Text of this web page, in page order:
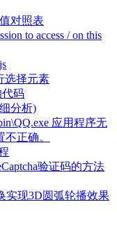
对照表
to access / on this
选择元素
代码
分析)
应用程序无
正确。
验证码的方法
实现3D圆弧轮播效果